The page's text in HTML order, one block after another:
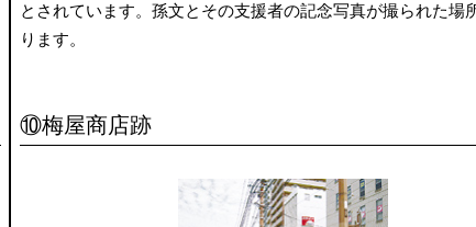
とされています。孫文とその支援者の記念写真が撮られた場
ります。
⑩梅屋商店跡